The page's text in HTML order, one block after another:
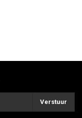
Verstuur